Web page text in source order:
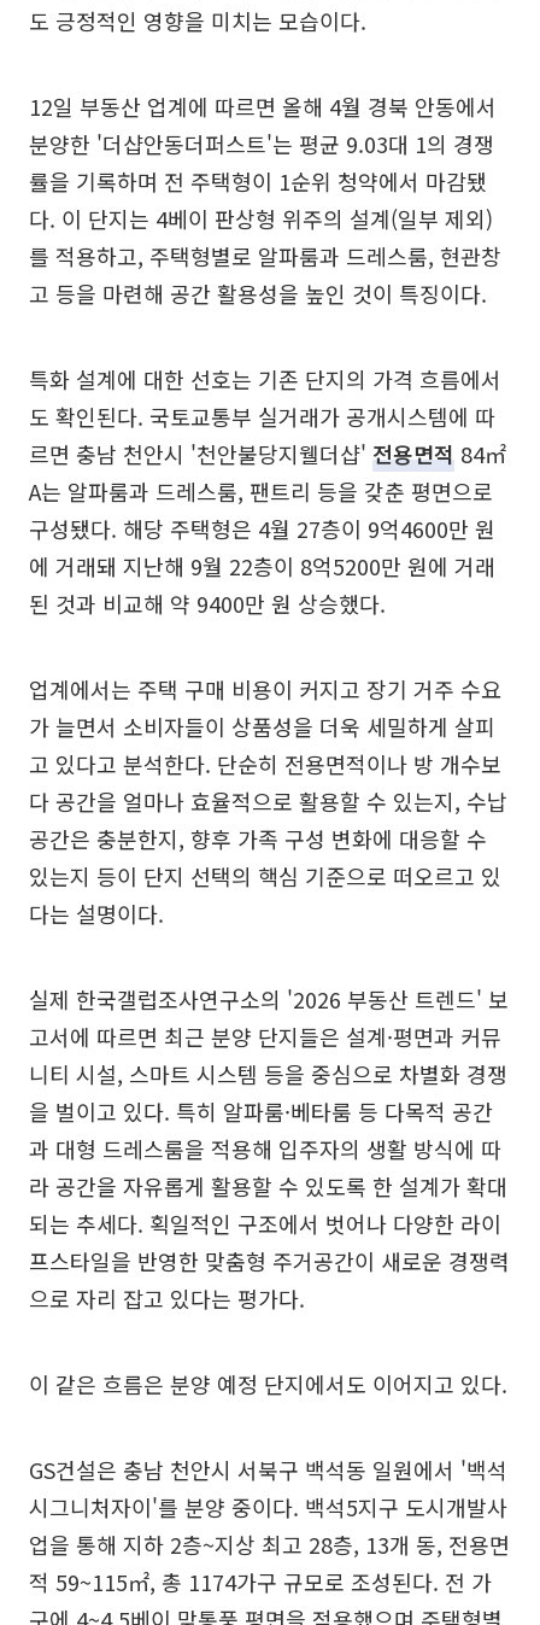
도 긍정적인 영향을 미치는 모습이다.
12일 부동산 업계에 따르면 올해 4월 경북 안동에서
분양한 '더샵안동더퍼스트'는 평균 9.03대 1의 경쟁
률을 기록하며 전 주택형이 1순위 청약에서 마감됐
다. 이 단지는 4베이 판상형 위주의 설계(일부 제외)
를 적용하고, 주택형별로 알파룸과 드레스룸, 현관창
고 등을 마련해 공간 활용성을 높인 것이 특징이다.
특화 설계에 대한 선호는 기존 단지의 가격 흐름에서
도 확인된다. 국토교통부 실거래가 공개시스템에 따
르면 충남 천안시 '천안불당지웰더샵' 전용면적 84㎡
A는 알파룸과 드레스룸, 팬트리 등을 갖춘 평면으로
구성됐다. 해당 주택형은 4월 27층이 9억4600만 원
에 거래돼 지난해 9월 22층이 8억5200만 원에 거래
된 것과 비교해 약 9400만 원 상승했다.
업계에서는 주택 구매 비용이 커지고 장기 거주 수요
가 늘면서 소비자들이 상품성을 더욱 세밀하게 살피
고 있다고 분석한다. 단순히 전용면적이나 방 개수보
다 공간을 얼마나 효율적으로 활용할 수 있는지, 수납
공간은 충분한지, 향후 가족 구성 변화에 대응할 수
있는지 등이 단지 선택의 핵심 기준으로 떠오르고 있
다는 설명이다.
실제 한국갤럽조사연구소의 '2026 부동산 트렌드' 보
고서에 따르면 최근 분양 단지들은 설계·평면과 커뮤
니티 시설, 스마트 시스템 등을 중심으로 차별화 경쟁
을 벌이고 있다. 특히 알파룸·베타룸 등 다목적 공간
과 대형 드레스룸을 적용해 입주자의 생활 방식에 따
라 공간을 자유롭게 활용할 수 있도록 한 설계가 확대
되는 추세다. 획일적인 구조에서 벗어나 다양한 라이
프스타일을 반영한 맞춤형 주거공간이 새로운 경쟁력
으로 자리 잡고 있다는 평가다.
이 같은 흐름은 분양 예정 단지에서도 이어지고 있다.
GS건설은 충남 천안시 서북구 백석동 일원에서 '백석
시그니처자이'를 분양 중이다. 백석5지구 도시개발사
업을 통해 지하 2층~지상 최고 28층, 13개 동, 전용면
적 59~115㎡, 총 1174가구 규모로 조성된다. 전 가